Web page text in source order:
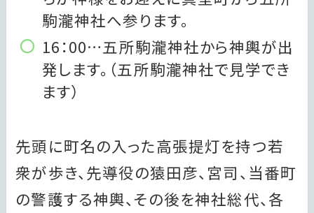
駒瀧神社へ参ります。
16：00…五所駒瀧神社から神輿が出
発します。（五所駒瀧神社で見学でき
ます）
先頭に町名の入った高張提灯を持つ若
衆が歩き、先導役の猿田彦、宮司、当番町
の警護する神輿、その後を神社総代、各